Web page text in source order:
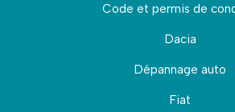
Code et permis de
Dacia
Dépannage auto
Fiat